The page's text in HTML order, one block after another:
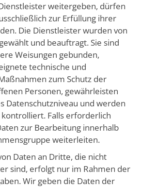
weitergeben, dürfen
zur Erfüllung ihrer
Die Dienstleister wurden von
und beauftragt. Sie sind
Weisungen gebunden,
technische und
zum Schutz der
Personen, gewährleisten
Datenschutzniveau und werden
Falls erforderlich
zur Bearbeitung innerhalb
weiterleiten.
Daten an Dritte, die nicht
sind, erfolgt nur im Rahmen der
Wir geben die Daten der